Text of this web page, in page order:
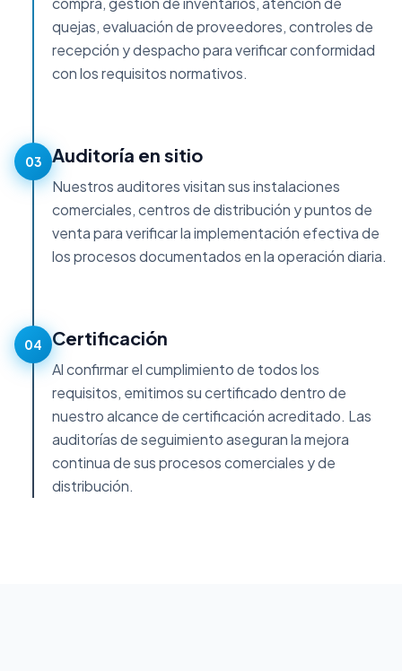
quejas, evaluación de proveedores, controles de
recepción y despacho para verificar conformidad
con los requisitos normativos.
03 Auditoría en sitio
Nuestros auditores visitan sus instalaciones
comerciales, centros de distribución y puntos de
venta para verificar la implementación efectiva de
los procesos documentados en la operación diaria.
04 Certificación
Al confirmar el cumplimiento de todos los
requisitos, emitimos su certificado dentro de
nuestro alcance de certificación acreditado. Las
auditorías de seguimiento aseguran la mejora
continua de sus procesos comerciales y de
distribución.